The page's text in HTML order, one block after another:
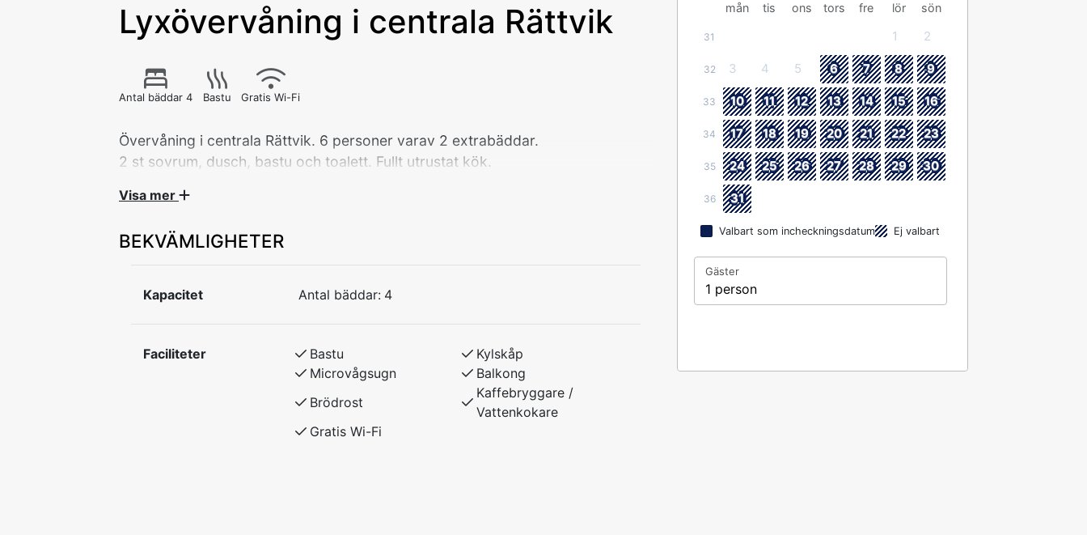
Lyxövervåning i centrala Rättvik
Antal bäddar 4 Bastu Gratis Wi-Fi
Övervåning i centrala Rättvik. 6 personer varav 2 extrabäddar.
2 st sovrum, dusch, bastu och toalett. Fullt utrustat kök.
Helt renoverad övervåning i centrala Rättvik med gård. Gångavstånd till allt. Ett
dusch, bastu och toalett.
Vardagsrum och kök med spis, ugn, kyl och frys, micro, kaffebryggare, vattenkokare
Stor Balkong med utemöbler. Gratis wifi.
Lakan/handdukar, slutstädning samt frukost kan bokas som tillval.
Det finns 2st extrabäddar i bäddsoffa.
Visa mer
BEKVÄMLIGHETER
Kapacitet Antal bäddar: 4
Faciliteter Bastu
Kylskåp
Microvågsugn
Balkong
Brödrost
Kaffebryggare /
Vattenkokare
Gratis Wi-Fi
mån tis ons tors fre lör sön
31 1 2
32 3 4 5 6 7 8 9
33 10 11 12 13 14 15 16
34 17 18 19 20 21 22 23
35 24 25 26 27 28 29 30
36 31
Valbart som incheckningsdatum Ej valbart
Gäster
1 person